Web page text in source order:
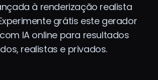
à renderização realista
grátis este gerador
IA online para resultados
realistas e privados.